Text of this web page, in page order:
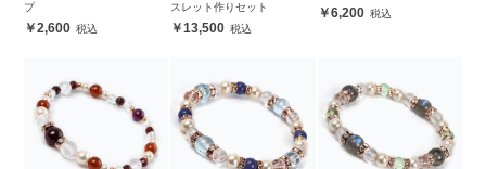
プ
2,600
スレット作りセット
13,500
6,200